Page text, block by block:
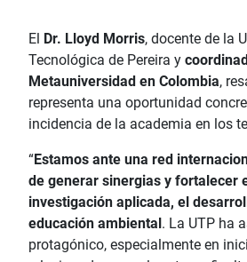
El Dr. Lloyd Morris, docente de la
Tecnológica de Pereira y
Metauniversidad en Colombia,
representa una oportunidad
incidencia de la academia en los
“Estamos ante una red
de generar sinergias y fortalecer
investigación aplicada, el
educación ambiental. La UTP ha
protagónico, especialmente en